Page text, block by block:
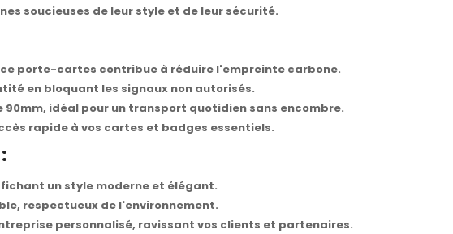
soucieuses de leur style et de leur sécurité.
ce porte-cartes contribue à réduire l'empreinte carbone.
en bloquant les signaux non autorisés.
90mm, idéal pour un transport quotidien sans encombre.
rapide à vos cartes et badges essentiels.
un style moderne et élégant.
respectueux de l'environnement.
personnalisé, ravissant vos clients et partenaires.